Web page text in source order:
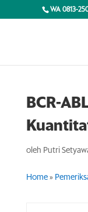
WA 0813-
BCR-ABL
oleh Putri
Home»